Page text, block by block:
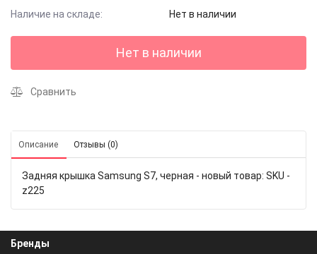
Наличие на складе:
Нет в наличии
Нет в наличии
Сравнить
Описание Отзывы (0)
Задняя крышка Samsung S7, черная - новый товар: SKU -
z225
Бренды